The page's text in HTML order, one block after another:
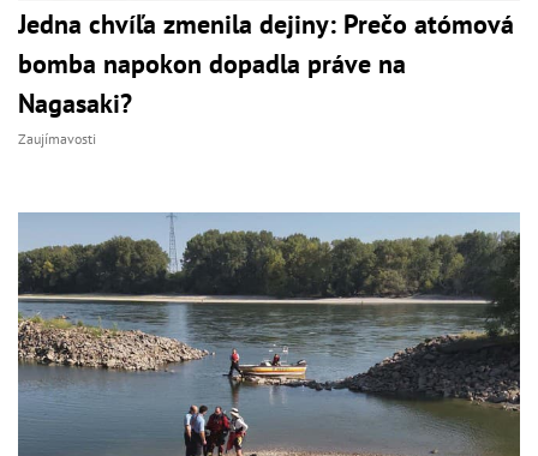
Jedna chvíľa zmenila dejiny: Prečo atómová
bomba napokon dopadla práve na
Nagasaki?
Zaujímavosti